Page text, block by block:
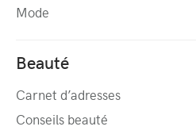
Mode
Beauté
Carnet d’adresses
Conseils beauté